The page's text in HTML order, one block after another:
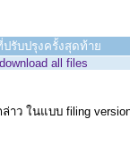
ปรับปรุงครั้งสุดท้าย
all files
ว ในแบบ filing